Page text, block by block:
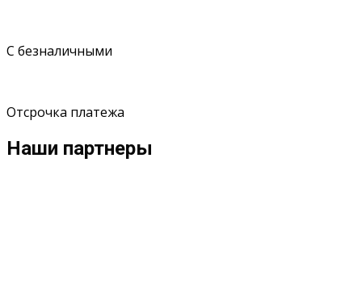
С безналичными
Отсрочка платежа
Наши партнеры